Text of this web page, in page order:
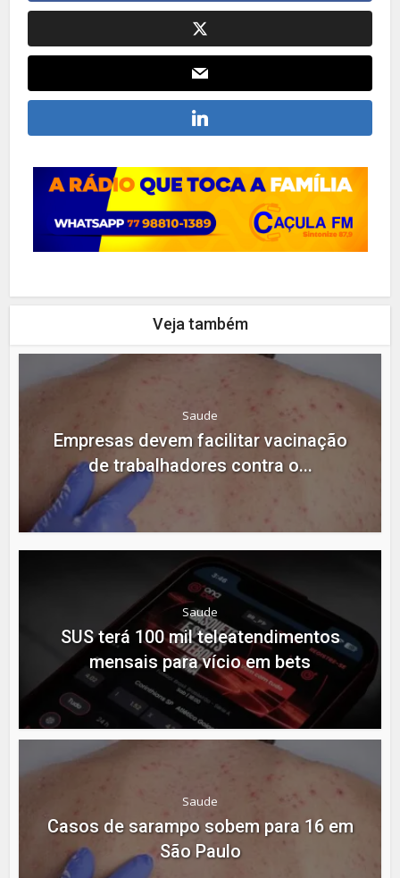
Veja também
Saude
Empresas devem facilitar vacinação
de trabalhadores contra o...
Saude
SUS terá 100 mil teleatendimentos
mensais para vício em bets
Saude
Casos de sarampo sobem para 16 em
São Paulo